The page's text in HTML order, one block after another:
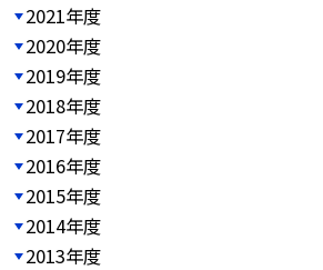
2021年度
2020年度
2019年度
2018年度
2017年度
2016年度
2015年度
2014年度
2013年度